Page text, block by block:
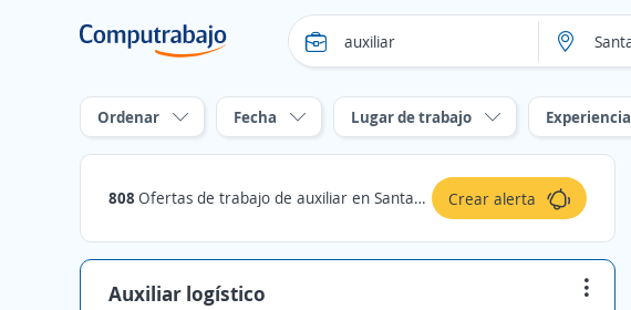
Ordenar Fecha Lugar de trabajo Experiencia
808 Ofertas de trabajo de auxiliar en Santander Crear alerta
Auxiliar logístico